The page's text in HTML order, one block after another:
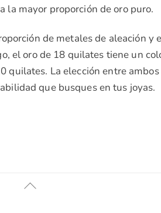
la mayor proporción de oro puro.
de metales de aleación y
el oro de 18 quilates tiene un
quilates. La elección entre ambos
que busques en tus joyas.
Volver